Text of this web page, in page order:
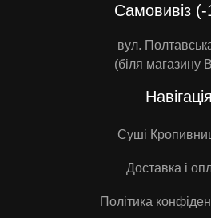
Самовивіз
вул.
(біля магазину
Навігація
Суші
Доставка і
Політика